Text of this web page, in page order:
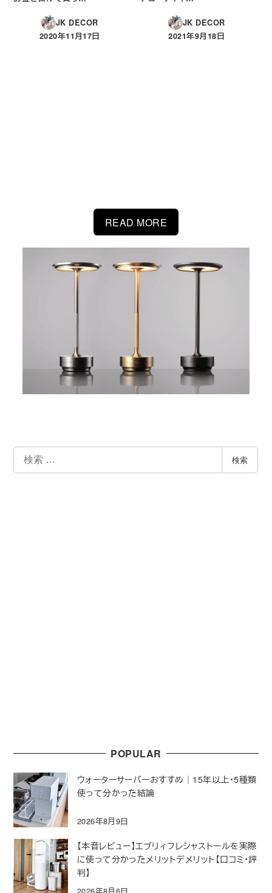
JK DECOR
投稿日
2020年11月17日
JK DECOR
投稿日
2021年9月18日
READ MORE
検
検索
POPULAR
ウォーターサーバーおすすめ｜15年以上・5種類
使って分かった結論
2026年8月9日
【本音レビュー】エブリィフレシャストールを実際
に使って分かったメリットデメリット【口コミ・評
判】